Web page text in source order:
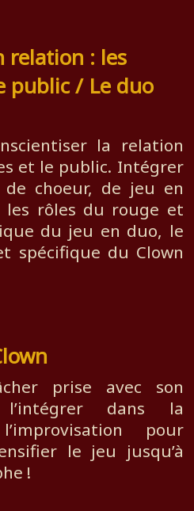
relation : les
public / Le duo
la relation
et le public. Intégrer
choeur, de jeu en
rôles du rouge et
du jeu en duo, le
spécifique du Clown
prise avec son
dans la
pour
le jeu jusqu’à
!